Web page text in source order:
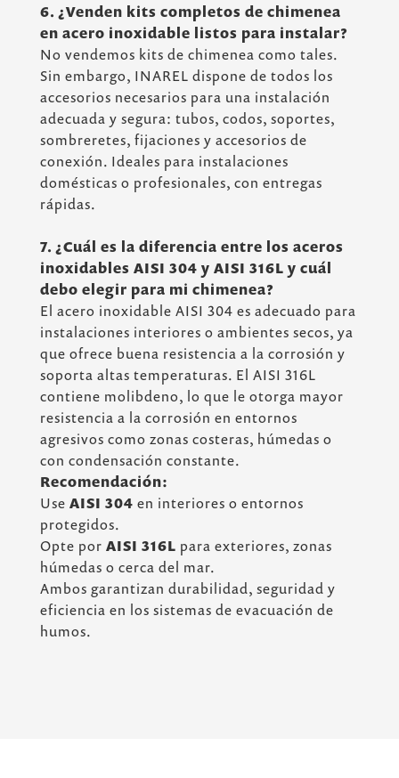
6. ¿Venden kits completos de chimenea
en acero inoxidable listos para instalar?
No vendemos kits de chimenea como tales.
Sin embargo, INAREL dispone de todos los
accesorios necesarios para una instalación
adecuada y segura: tubos, codos, soportes,
sombreretes, fijaciones y accesorios de
conexión. Ideales para instalaciones
domésticas o profesionales, con entregas
rápidas.
7. ¿Cuál es la diferencia entre los aceros
inoxidables AISI 304 y AISI 316L y cuál
debo elegir para mi chimenea?
El acero inoxidable AISI 304 es adecuado para
instalaciones interiores o ambientes secos, ya
que ofrece buena resistencia a la corrosión y
soporta altas temperaturas. El AISI 316L
contiene molibdeno, lo que le otorga mayor
resistencia a la corrosión en entornos
agresivos como zonas costeras, húmedas o
con condensación constante.
Recomendación:
Use AISI 304 en interiores o entornos
protegidos.
Opte por AISI 316L para exteriores, zonas
húmedas o cerca del mar.
Ambos garantizan durabilidad, seguridad y
eficiencia en los sistemas de evacuación de
humos.